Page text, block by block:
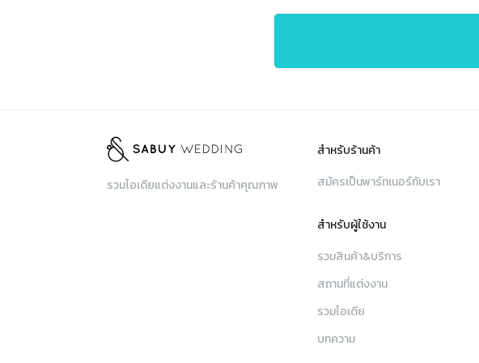
รวมไอเดียแต่งงานและร้านค้าคุณภาพ
สำหรับร้านค้า
สมัครเป็นพาร์ทเนอร์กับเรา
สำหรับผู้ใช้งาน
รวมสินค้า&บริการ
สถานที่แต่งงาน
รวมไอเดีย
บทความ